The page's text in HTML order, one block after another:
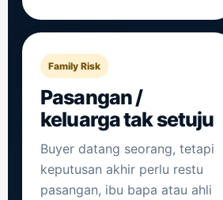
Family Risk
Pasangan /
keluarga tak setuju
Buyer datang seorang, tetapi
keputusan akhir perlu restu
pasangan, ibu bapa atau ahli